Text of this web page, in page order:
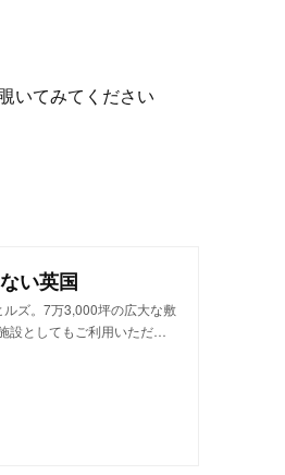
いてみてください
い英国
ズ。7万3,000坪の広大な敷
設としてもご利用いただ…